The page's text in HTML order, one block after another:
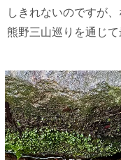
しきれないのですが
熊野三山巡りを通じ